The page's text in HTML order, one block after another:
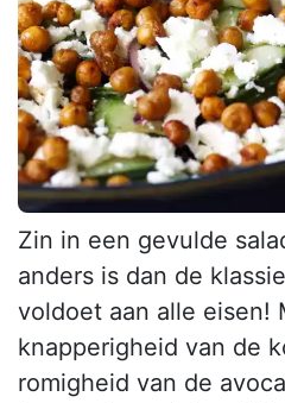
Zin in een gevulde
anders is dan de
voldoet aan alle eisen!
knapperigheid van de
romigheid van de